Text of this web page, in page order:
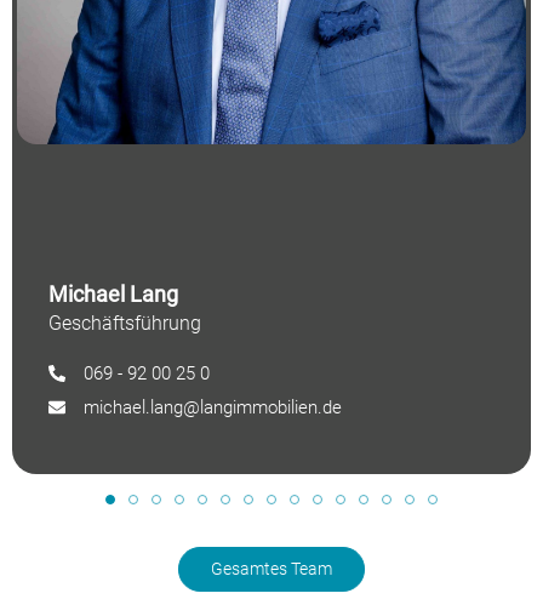
Michael Lang
Geschäftsführung
069 - 92 00 25 0
michael.lang@langimmobilien.de
Gesamtes Team